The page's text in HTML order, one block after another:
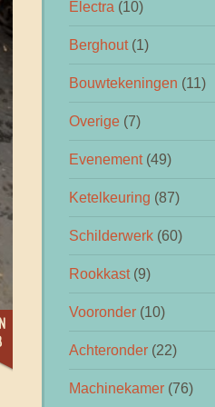
Electra (10)
Berghout(1)
Bouwtekeningen (11)
Overige (7)
Evenement(49)
Ketelkeuring (87)
Schilderwerk (60)
Rookkast(9)
Vooronder (10)
Achteronder (22)
Machinekamer (76)